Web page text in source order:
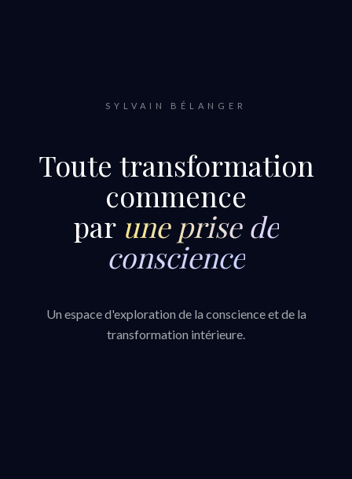
SYLVAIN BÉLANGER
Toute transformation
commence
par une prise de
conscience
Un espace d'exploration de la conscience et de la
transformation intérieure.